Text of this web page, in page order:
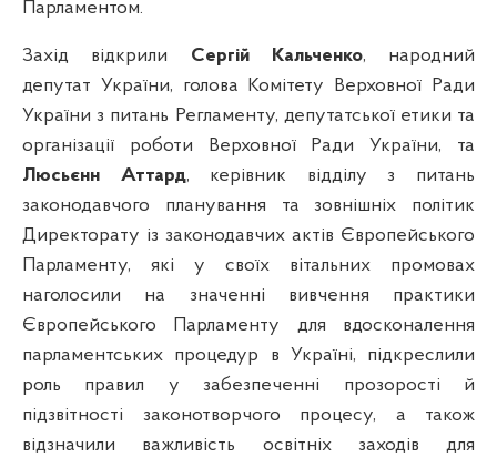
Парламентом.
Захід відкрили Сергій Кальченко, народний
депутат України, голова Комітету Верховної Ради
України з питань Регламенту, депутатської етики та
організації роботи Верховної Ради України, та
Люсьєнн Аттард, керівник відділу з питань
законодавчого планування та зовнішніх політик
Директорату із законодавчих актів Європейського
Парламенту, які у своїх вітальних промовах
наголосили на значенні вивчення практики
Європейського Парламенту для вдосконалення
парламентських процедур в Україні, підкреслили
роль правил у забезпеченні прозорості й
підзвітності законотворчого процесу, а також
відзначили важливість освітніх заходів для